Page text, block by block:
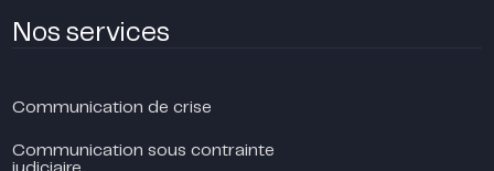
Nos services
Communication de crise
Communication sous contrainte